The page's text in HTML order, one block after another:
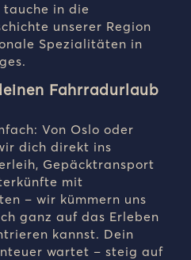
in die
unserer Region
Spezialitäten in
Fahrradurlaub
Von Oslo oder
dich direkt ins
Gepäcktransport
mit
– wir kümmern uns
ganz auf das Erleben
kannst. Dein
wartet – steig auf